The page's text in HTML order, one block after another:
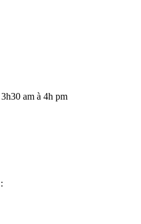
3h30 am à 4h pm